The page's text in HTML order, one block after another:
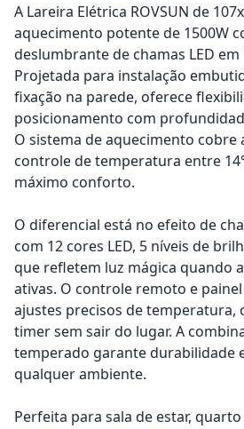
A Lareira Elétrica ROVSUN de
aquecimento potente de 1500W
deslumbrante de chamas LED
Projetada para instalação
fixação na parede, oferece
posicionamento com
O sistema de aquecimento cobre
controle de temperatura entre
máximo conforto.
O diferencial está no efeito de
com 12 cores LED, 5 níveis de
que refletem luz mágica quando
ativas. O controle remoto e
ajustes precisos de temperatura,
timer sem sair do lugar. A
temperado garante durabilidade
qualquer ambiente.
Perfeita para sala de estar,